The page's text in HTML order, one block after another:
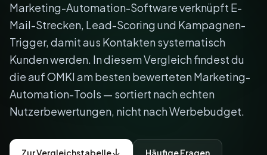
Marketing-Automation-Software verknüpft E-
Mail-Strecken, Lead-Scoring und Kampagnen-
Trigger, damit aus Kontakten systematisch
Kunden werden. In diesem Vergleich findest du
die auf OMKI am besten bewerteten Marketing-
Automation-Tools — sortiert nach echten
Nutzerbewertungen, nicht nach Werbebudget.
Zur Vergleichstabelle Häufige Fragen